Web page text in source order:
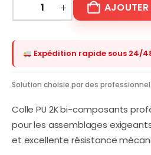
AJOUTER
Expédition rapide sous 24/
Solution choisie par des
Colle PU 2K bi-composants
pour les assemblages
et excellente résistance